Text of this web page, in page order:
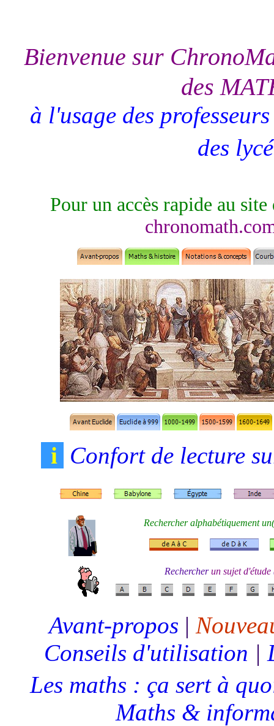
Bienvenue sur
des
à l'usage des
des
Pour un accès rapide au
i Confort de lecture
Rechercher alphabétiquement un
Rechercher un sujet d'étude
Avant-propos |
Conseils d'utilisation |
Les maths : ça sert à
Maths &